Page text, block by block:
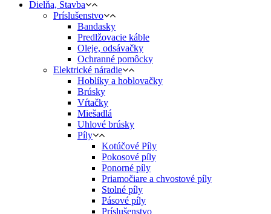
Dielňa, Stavba
Príslušenstvo
Bandasky
Predlžovacie káble
Oleje, odsávačky
Ochranné pomôcky
Elektrické náradie
Hoblíky a hoblovačky
Brúsky
Vŕtačky
Miešadlá
Uhlové brúsky
Píly
Kotúčové Píly
Pokosové píly
Ponorné píly
Priamočiare a chvostové píly
Stolné píly
Pásové píly
Príslušenstvo